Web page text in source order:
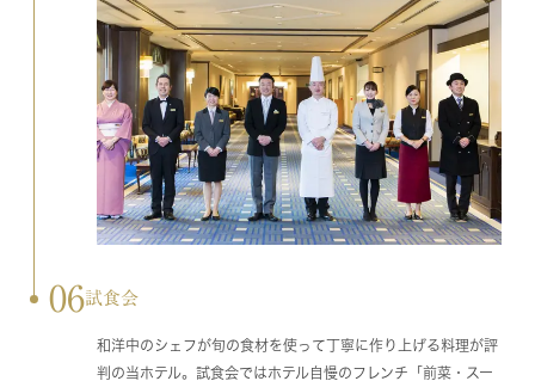
06試食会
和洋中のシェフが旬の食材を使って丁寧に作り上げる料理が評
判の当ホテル。試食会ではホテル自慢のフレンチ「前菜・スー